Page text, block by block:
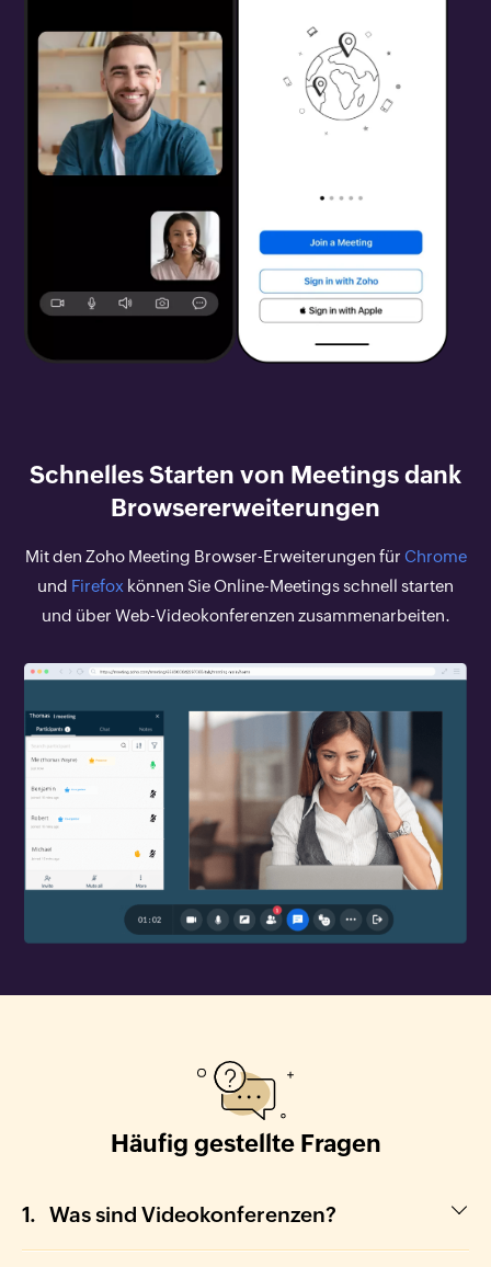
Schnelles Starten von Meetings dank
Browsererweiterungen
Mit den Zoho Meeting Browser-Erweiterungen für Chrome
und Firefox können Sie Online-Meetings schnell starten
und über Web-Videokonferenzen zusammenarbeiten.
Häufig gestellte Fragen
Was sind Videokonferenzen?